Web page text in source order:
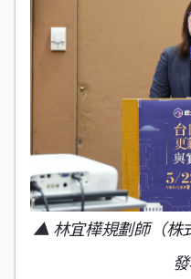
▲ 林宜樺規劃師（株